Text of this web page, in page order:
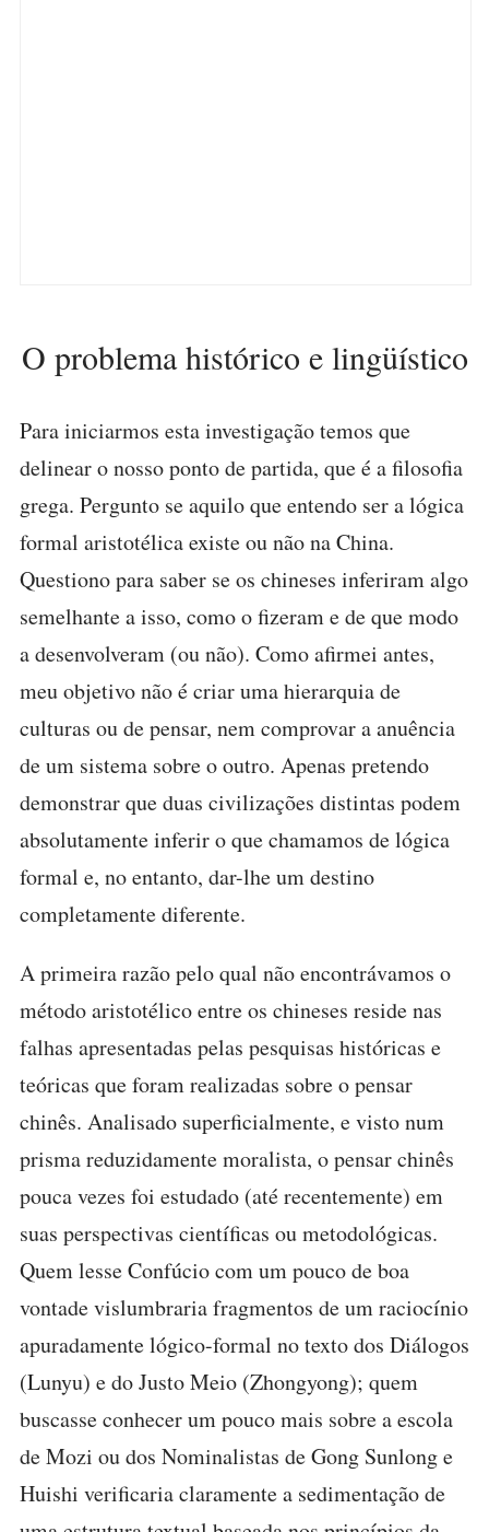
O problema histórico e lingüístico
Para iniciarmos esta investigação temos que
delinear o nosso ponto de partida, que é a filosofia
grega. Pergunto se aquilo que entendo ser a lógica
formal aristotélica existe ou não na China.
Questiono para saber se os chineses inferiram algo
semelhante a isso, como o fizeram e de que modo
a desenvolveram (ou não). Como afirmei antes,
meu objetivo não é criar uma hierarquia de
culturas ou de pensar, nem comprovar a anuência
de um sistema sobre o outro. Apenas pretendo
demonstrar que duas civilizações distintas podem
absolutamente inferir o que chamamos de lógica
formal e, no entanto, dar-lhe um destino
completamente diferente.
A primeira razão pelo qual não encontrávamos o
método aristotélico entre os chineses reside nas
falhas apresentadas pelas pesquisas históricas e
teóricas que foram realizadas sobre o pensar
chinês. Analisado superficialmente, e visto num
prisma reduzidamente moralista, o pensar chinês
pouca vezes foi estudado (até recentemente) em
suas perspectivas científicas ou metodológicas.
Quem lesse Confúcio com um pouco de boa
vontade vislumbraria fragmentos de um raciocínio
apuradamente lógico-formal no texto dos Diálogos
(Lunyu) e do Justo Meio (Zhongyong); quem
buscasse conhecer um pouco mais sobre a escola
de Mozi ou dos Nominalistas de Gong Sunlong e
Huishi verificaria claramente a sedimentação de